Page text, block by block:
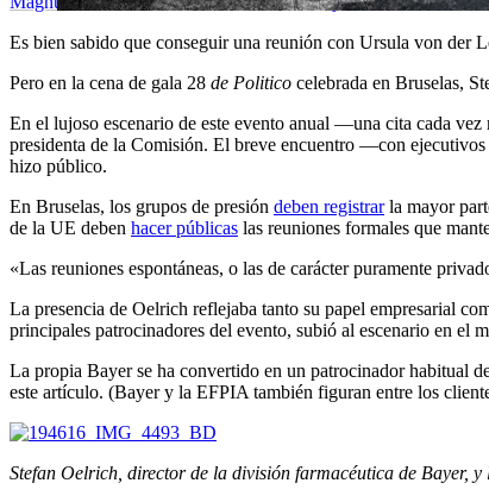
Es bien sabido que conseguir una reunión con Ursula von der
Pero en la cena de gala 28 de Politico celebrada en Bruselas,
En el lujoso escenario de este evento anual —una cita cada vez
presidenta de la Comisión. El breve encuentro —con
hizo público.
En Bruselas, los grupos de presión deben registrarla mayor
de la UE deben hacer públicas las reuniones formales que
«Las reuniones espontáneas, o las de carácter puramente
La presencia de Oelrich reflejaba tanto su papel empresarial
principales patrocinadores del evento, subió al escenario en el
La propia Bayer se ha convertido en un patrocinador habitual
este artículo. (Bayer y la EFPIA también figuran entre los
Stefan Oelrich, director de la división farmacéutica de Bayer,